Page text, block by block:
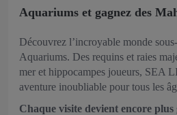
Aquariums et gagnez des
Découvrez l’incroyable monde
Aquariums. Des requins et raies
mer et hippocampes joueurs, SEA
aventure inoubliable pour tous les
Chaque visite devient encore